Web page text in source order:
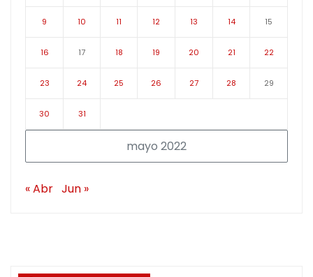
mayo 2022
9 10 11 12 13 14 15
16 17 18 19 20 21 22
23 24 25 26 27 28 29
30 31
« Abr Jun »